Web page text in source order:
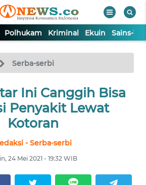
Polhukam Kriminal Ekuin Sains-
Serba-serbi
Ini Canggih Bisa
Penyakit Lewat
Kotoran
- Serba-serbi
24 Mei 2021 - 19:32 WIB